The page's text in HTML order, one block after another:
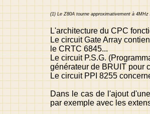
(1) Le Z80A tourne approximativement à
L'architecture du CPC
Le circuit Gate Array
le CRTC 6845...
Le circuit P.S.G.
générateur de BRUIT pour
Le circuit PPI 8255
Dans le cas de l'ajout
par exemple avec les